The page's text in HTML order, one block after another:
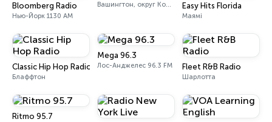
Bloomberg Radio
Нью-Йорк 1130 AM
Вашингтон, округ Колумбія Easy Hits Florida
Маямі
Classic Hip Hop Radio
Блаффтон
Mega 96.3
Лос-Анджелес 96.3 FM Fleet R&B Radio
Шарлотта
Ritmo 95.7